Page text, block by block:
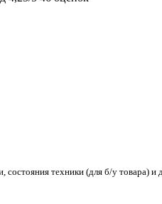
состояния техники (для б/у товара) и